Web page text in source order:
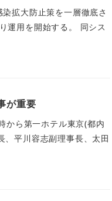
拡大防止策を一層徹底さ
運用を開始する。 同シス
が重要
から第一ホテル東京(都内
平川容志副理事長、太田